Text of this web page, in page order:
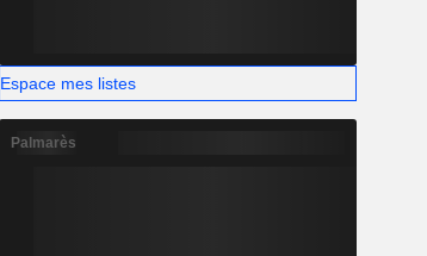
Espace mes listes
Palmarès